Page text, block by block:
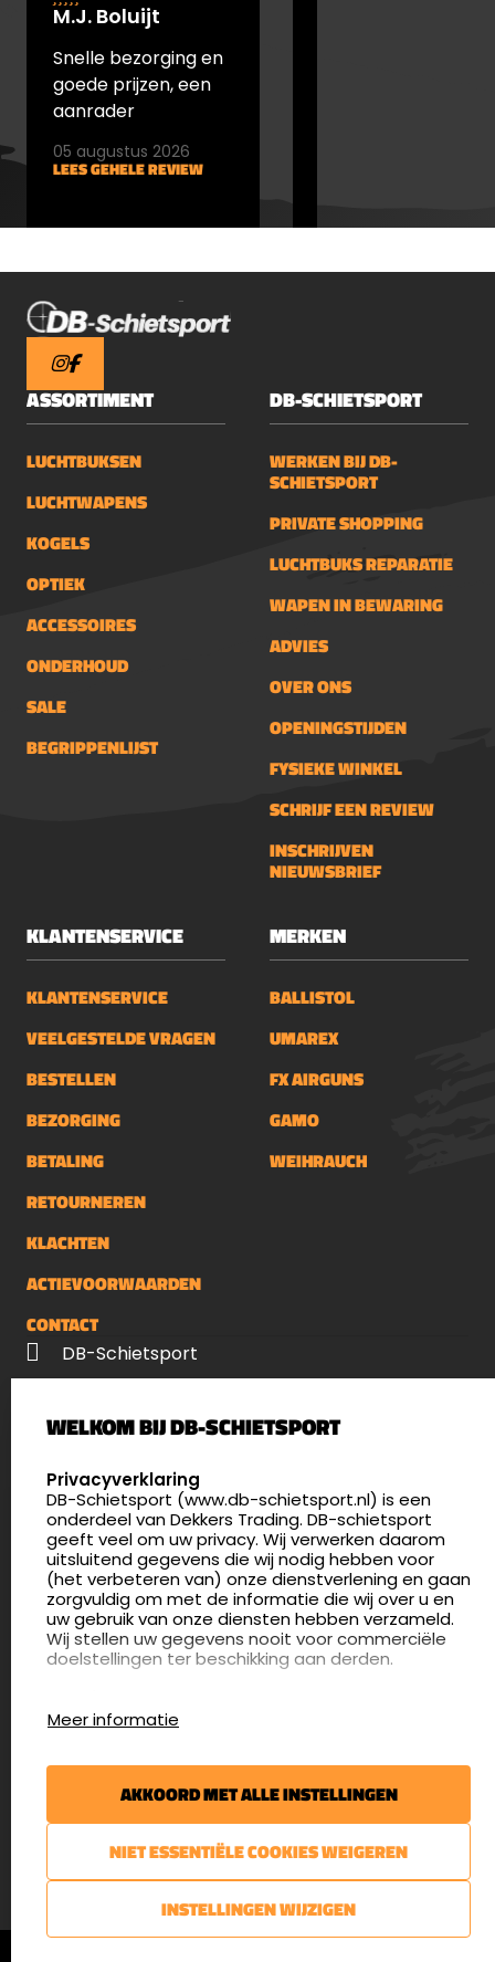
M.J. Boluijt
Snelle bezorging en
goede prijzen, een
aanrader
LEES GEHELE REVIEW
05 augustus 2026
ASSORTIMENT
LUCHTBUKSEN
LUCHTWAPENS
KOGELS
OPTIEK
ACCESSOIRES
ONDERHOUD
SALE
BEGRIPPENLIJST
DB-SCHIETSPORT
WERKEN BIJ DB-
SCHIETSPORT
PRIVATE SHOPPING
LUCHTBUKS REPARATIE
WAPEN IN BEWARING
ADVIES
OVER ONS
OPENINGSTIJDEN
FYSIEKE WINKEL
SCHRIJF EEN REVIEW
INSCHRIJVEN
NIEUWSBRIEF
KLANTENSERVICE
KLANTENSERVICE
VEELGESTELDE VRAGEN
BESTELLEN
BEZORGING
BETALING
RETOURNEREN
KLACHTEN
ACTIEVOORWAARDEN
CONTACT
MERKEN
BALLISTOL
UMAREX
FX AIRGUNS
GAMO
WEIHRAUCH
DB-Schietsport
5411 LX Zeeland
4.8
175 beoordelingen
info@db-schietsport.nl
Openingstijden
Dinsdag en donderdag: 13:00 - 17:00 én 18:00 - 21:00
uur
Afspraak maken
Nieuwsbrief
€5,- kortingsbon voor uw volgende bestelling.
Blijf op de hoogte van het laatste nieuws
© DB-Schietsport 2026 |Algemene voorwaarden|
WELKOM BIJ DB-SCHIETSPORT
SELECT LANGUAGE
Privacyverklaring
DB-Schietsport (www.db-schietsport.nl) is een
onderdeel van Dekkers Trading. DB-schietsport
geeft veel om uw privacy. Wij verwerken daarom
uitsluitend gegevens die wij nodig hebben voor
(het verbeteren van) onze dienstverlening en gaan
zorgvuldig om met de informatie die wij over u en
uw gebruik van onze diensten hebben verzameld.
Wij stellen uw gegevens nooit voor commerciële
doelstellingen ter beschikking aan derden.
website gebruiken en hoe effectief de Adwords-
advertenties van Dekkers trading bij Google
zoekresultaatpagina’s zijn. De aldus verkregen
informatie wordt, met inbegrip van het adres van
uw computer (IP-adres), overgebracht naar en
Verenigde Staten. Lees het privacybeleid van
Google voor meer informatie. U treft ook het
Meer informatie
AKKOORD MET ALLE INSTELLINGEN
NIET ESSENTIËLE COOKIES WEIGEREN
INSTELLINGEN WIJZIGEN